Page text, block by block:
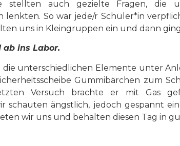
stellten auch gezielte Fragen, die
lenkten. So war jede/r Schüler*in
uns in Kleingruppen ein und dann ging
ins Labor.
unterschiedlichen Elemente unter
Gummibärchen zum
Versuch brachte er mit Gas
ängstlich, jedoch gespannt
wir uns und behalten diesen Tag in